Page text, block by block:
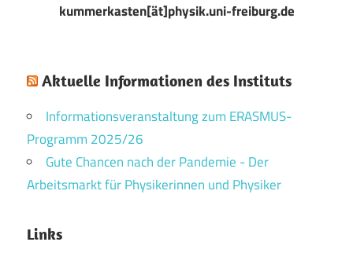
kummerkasten[ät]physik.uni-freiburg.de
Aktuelle Informationen des Instituts
Informationsveranstaltung zum ERASMUS-
Programm 2025/26
Gute Chancen nach der Pandemie - Der
Arbeitsmarkt für Physikerinnen und Physiker
Links